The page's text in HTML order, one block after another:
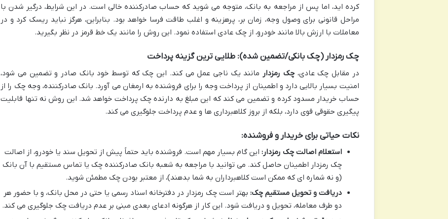
کرده اید، اما پس از مراجعه به بانک، متوجه می شوید که حساب صادرکننده خالی است. در این شرایط، درگیر شدن با
مراحل قانونی برای وصول وجه، زمان بر، پرهزینه و اغلب طاقت فرسا خواهد بود. بنابراین، هرگز نباید ریسک کرد و در
معاملات با ارزش بالا مانند خودرو، از چک عادی استفاده نمود. این روش را مانند یک خط قرمز در نظر بگیرید.
چک رمزدار (چک بانکی/تضمین شده): طلایی ترین گزینه پرداخت
در مقابل چک عادی،چک رمزدار مانند یک ناجی عمل می کند. این چک که توسط خود بانک صادر و تضمین می شود،
امنیت بسیار بالایی دارد و اطمینان از پرداخت وجه را برای فروشنده به ارمغان می آورد. بانک صادرکننده، وجه چک را از
حساب خریدار مسدود کرده و تضمین می کند که این مبلغ به دارنده چک پرداخت خواهد شد. این روش نه تنها قابلیت
پیگیری حقوقی قوی دارد، بلکه از بروز کلاهبرداری ها و عدم پرداخت جلوگیری می کند.
نکات حیاتی برای خریدار و فروشنده:
استعلام اصالت چک رمزدار: این گام بسیار مهم است. فروشنده باید حتماً پیش از تحویل سند یا خودرو، از اصالت
چک رمزدار اطمینان حاصل کند. می توانید با مراجعه به شعبه بانک صادرکننده چک یا تماس مستقیم با آن بانک
(و نه شماره ای که ممکن است کلاهبرداران به شما بدهند)، از معتبر بودن چک مطمئن شوید.
دریافت و تحویل مستقیم چک: بهتر است چک رمزدار در دفترخانه اسناد رسمی یا حتی در محل بانک، و با حضور هر
دو طرف معامله، تحویل و دریافت شود. این کار از هرگونه ادعای بعدی مبنی بر عدم دریافت چک جلوگیری می کند.